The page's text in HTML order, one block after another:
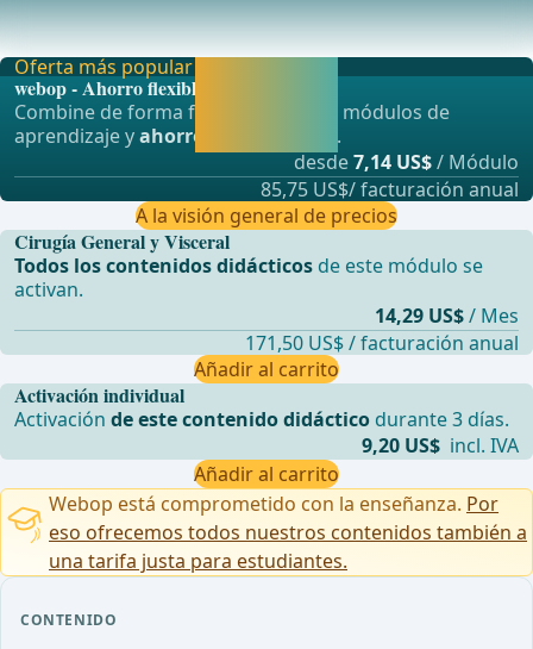
CONTENIDO
A continuaci&#xF3;n, se liberan las adherencias
embrionarias y postinflamatorias del sigma, as&#xED
Activación individual
Activaciónde este contenido didáctico durante 3 días.
9,20 US$ incl. IVA
Añadir al carrito
Oferta más popular
webop - Ahorro flexible
Combine de forma flexible nuestros módulos de
aprendizaje yahorre hasta un 50% .
desde7,14 US$/ Módulo
85,75 US$/ facturación anual
A la visión general de precios
Cirugía General y Visceral
Todos los contenidos didácticos de este módulo se
activan.
14,29 US$/ Mes
171,50 US$ / facturación anual
Añadir al carrito
Webop está comprometido con la enseñanza. Por
eso ofrecemos todos nuestros contenidos también a
una tarifa justa para estudiantes.